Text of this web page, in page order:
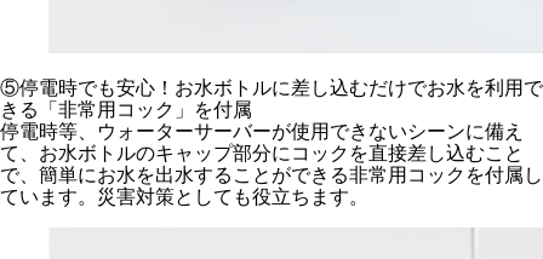
⑤停電時でも安心！お水ボトルに差し込むだけでお水を利用で
きる「非常用コック」を付属
停電時等、ウォーターサーバーが使用できないシーンに備え
て、お水ボトルのキャップ部分にコックを直接差し込むこと
で、簡単にお水を出水することができる非常用コックを付属し
ています。災害対策としても役立ちます。